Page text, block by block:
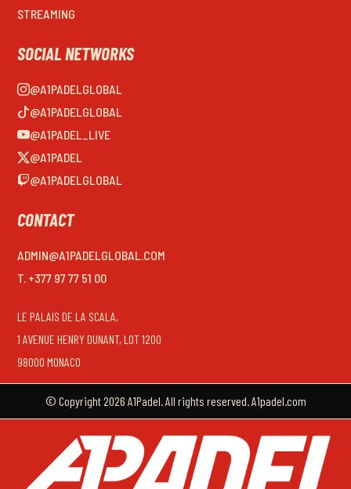
STREAMING
SOCIAL NETWORKS
@A1PADELGLOBAL
@A1PADELGLOBAL
@A1PADEL_LIVE
@A1PADEL
@A1PADELGLOBAL
CONTACT
ADMIN@A1PADELGLOBAL.COM
T. +377 97 77 51 00
LE PALAIS DE LA SCALA,
1 AVENUE HENRY DUNANT, LOT 1200
98000 MONACO
© Copyright 2026 A1Padel. All rights reserved. A1padel.com